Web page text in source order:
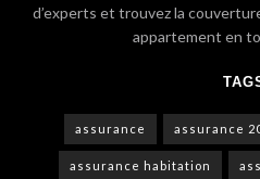
d’experts et trouvez la
appartement en
assurance assurance
assurance habitation